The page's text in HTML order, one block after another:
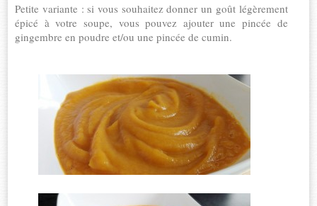
Petite variante : si vous souhaitez donner un goût légèrement
épicé à votre soupe, vous pouvez ajouter une pincée de
gingembre en poudre et/ou une pincée de cumin.